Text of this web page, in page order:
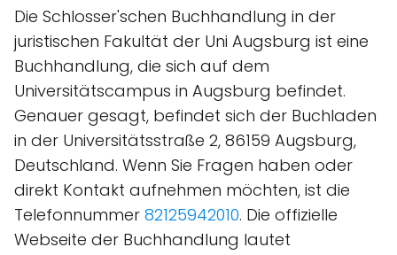
Die Schlosser'schen Buchhandlung in der
juristischen Fakultät der Uni Augsburg ist eine
Buchhandlung, die sich auf dem
Universitätscampus in Augsburg befindet.
Genauer gesagt, befindet sich der Buchladen
in der Universitätsstraße 2, 86159 Augsburg,
Deutschland. Wenn Sie Fragen haben oder
direkt Kontakt aufnehmen möchten, ist die
Telefonnummer 82125942010. Die offizielle
Webseite der Buchhandlung lautet